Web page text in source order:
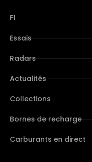
F1
Essais
Radars
Actualités
Collections
Bornes de recharge
Carburants en direct